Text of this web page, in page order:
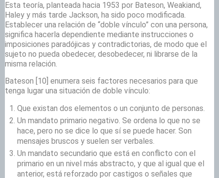
Esta teoría, planteada hacia 1953 por Bateson, Weakiand,
Haley y más tarde Jackson, ha sido poco modificada.
Establecer una relación de “doble vínculo” con una persona,
significa hacerla dependiente mediante instrucciones o
imposiciones paradójicas y contradictorias, de modo que el
sujeto no pueda obedecer, desobedecer, ni librarse de la
misma relación.
Bateson [10] enumera seis factores necesarios para que
tenga lugar una situación de doble vínculo:
Que existan dos elementos o un conjunto de personas.
Un mandato primario negativo. Se ordena lo que no se
hace, pero no se dice lo que sí se puede hacer. Son
mensajes bruscos y suelen ser verbales.
Un mandato secundario que está en conflicto con el
primario en un nivel más abstracto, y que al igual que el
anterior, está reforzado por castigos o señales que